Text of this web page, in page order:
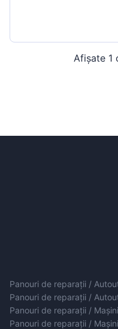
Afișate 1
Panouri de reparații /
Panouri de reparații /
Panouri de reparații /
Panouri de reparații /